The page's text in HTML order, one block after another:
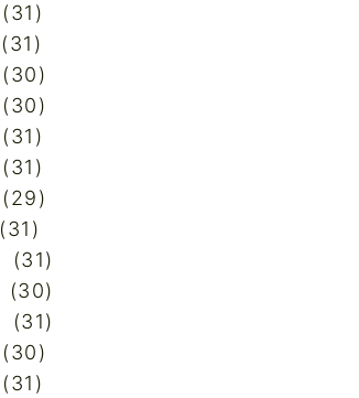
(31)
(31)
(30)
(30)
(31)
(31)
(29)
(31)
(31)
(30)
(31)
(30)
(31)